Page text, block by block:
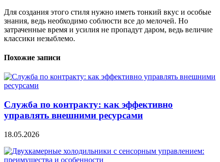
Для создания этого стиля нужно иметь тонкий вкус и особые
знания, ведь необходимо соблюсти все до мелочей. Но
затраченные время и усилия не пропадут даром, ведь величие
классики незыблемо.
Похожие записи
Служба по контракту: как эффективно
управлять внешними ресурсами
18.05.2026